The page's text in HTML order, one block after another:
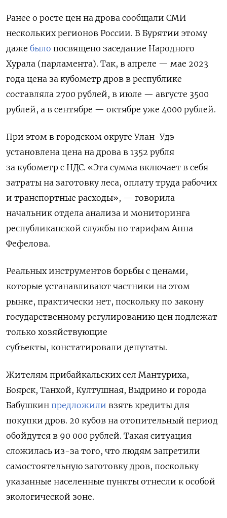
Ранее о росте цен на дрова сообщали СМИ
нескольких регионов России. В Бурятии этому
даже было посвящено заседание Народного
Хурала (парламента). Так, в апреле — мае 2023
года цена за кубометр дров в республике
составляла 2700 рублей, в июле — августе 3500
рублей, а в сентябре — октябре уже 4000 рублей.
При этом в городском округе Улан-Удэ
установлена цена на дрова в 1352 рубля
за кубометр с НДС. «Эта сумма включает в себя
затраты на заготовку леса, оплату труда рабочих
и транспортные расходы», — говорила
начальник отдела анализа и мониторинга
республиканской службы по тарифам Анна
Фефелова.
Реальных инструментов борьбы с ценами,
которые устанавливают частники на этом
рынке, практически нет, поскольку по закону
государственному регулированию цен подлежат
только хозяйствующие
субъекты, констатировали депутаты.
Жителям прибайкальских сел Мантуриха,
Боярск, Танхой, Култушная, Выдрино и города
Бабушкин предложили взять кредиты для
покупки дров. 20 кубов на отопительный период
обойдутся в 90 000 рублей. Такая ситуация
сложилась из-за того, что людям запретили
самостоятельную заготовку дров, поскольку
указанные населенные пункты отнесли к особой
экологической зоне.